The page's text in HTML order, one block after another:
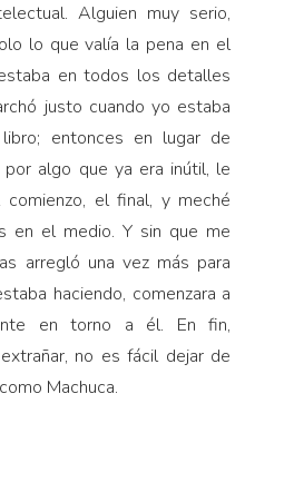
Alguien muy serio,
lo que valía la pena en el
en todos los detalles
justo cuando yo estaba
entonces en lugar de
por algo que ya era inútil, le
el final, y meché
en el medio. Y sin que me
arregló una vez más para
haciendo, comenzara a
en torno a él. En fin,
no es fácil dejar de
Machuca.